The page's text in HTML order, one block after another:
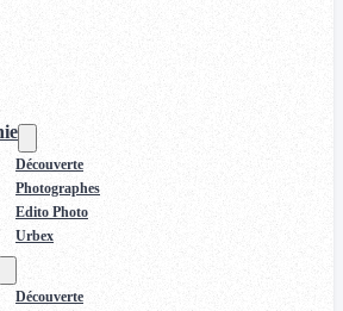
Découverte
Photographes
Edito Photo
Urbex
Découverte